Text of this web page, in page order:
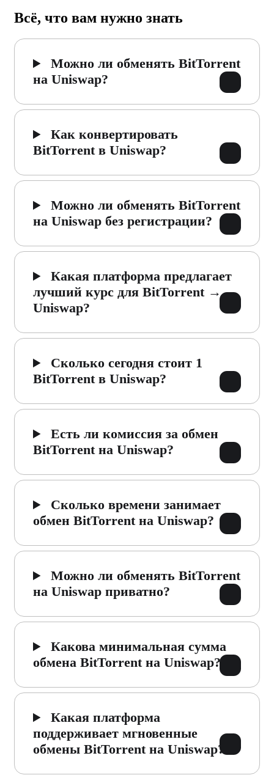
Всё, что вам нужно знать
Можно ли обменять BitTorrent
на Uniswap?
Как конвертировать
BitTorrent в Uniswap?
Можно ли обменять BitTorrent
на Uniswap без регистрации?
Какая платформа предлагает
лучший курс для BitTorrent →
Uniswap?
Сколько сегодня стоит 1
BitTorrent в Uniswap?
Есть ли комиссия за обмен
BitTorrent на Uniswap?
Сколько времени занимает
обмен BitTorrent на Uniswap?
Можно ли обменять BitTorrent
на Uniswap приватно?
Какова минимальная сумма
обмена BitTorrent на Uniswap?
Какая платформа
поддерживает мгновенные
обмены BitTorrent на Uniswap?